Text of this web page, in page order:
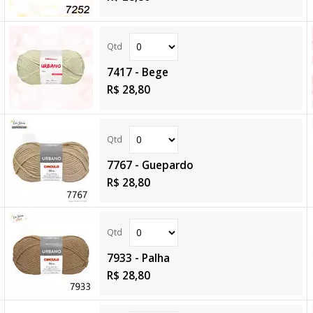
7417 - Bege
R$ 28,80
7767 - Guepardo
R$ 28,80
7933 - Palha
R$ 28,80